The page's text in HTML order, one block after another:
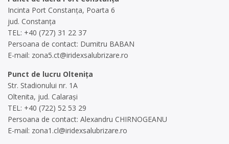
Incinta Port Constanța, Poarta 6
jud. Constanța
TEL: +40 (727) 31 22 37
Persoana de contact: Dumitru BABAN
E-mail: zona5.ct@iridexsalubrizare.ro
Punct de lucru Oltenița
Str. Stadionului nr. 1A
Oltenita, jud. Calarași
TEL: +40 (722) 52 53 29
Persoana de contact: Alexandru CHIRNOGEANU
E-mail: zona1.cl@iridexsalubrizare.ro